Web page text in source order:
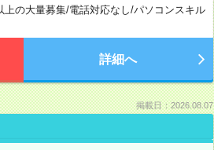
上の大量募集/電話対応なし/パソコンスキル
詳細へ
掲載日：2026.08.07